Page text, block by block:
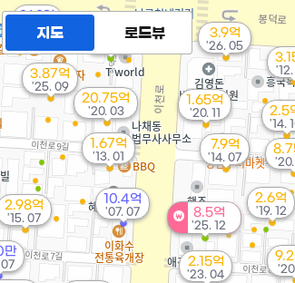
3.9억
'26. 05
8.5억
'25. 12
3.87억
'25. 09
2.15억
'23. 04
16.1억
'22. 12
1.65억
'20. 11
20.75억
'20. 03
2.6억
'19. 12
2.98억
'15. 07
300만
'15. 01
2.5
'14.
7.9억
'14. 07
1.67억
'13. 01
만
07
10.4억
'07. 07
지도 로드뷰